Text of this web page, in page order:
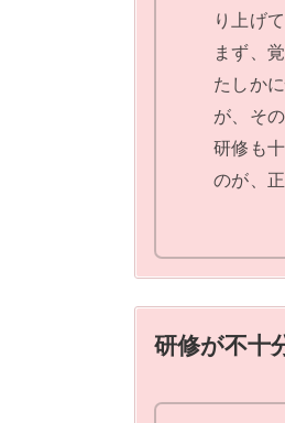
り上げ
まず、
たしか
が、そ
研修も
のが、
研修が不十